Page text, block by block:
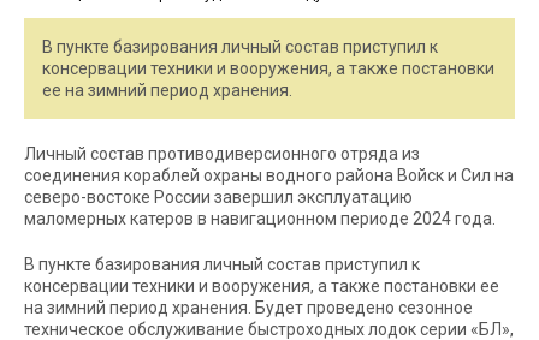
В пункте базирования личный состав приступил к
консервации техники и вооружения, а также постановки
ее на зимний период хранения.
Личный состав противодиверсионного отряда из
соединения кораблей охраны водного района Войск и Сил на
северо-востоке России завершил эксплуатацию
маломерных катеров в навигационном периоде 2024 года.
В пункте базирования личный состав приступил к
консервации техники и вооружения, а также постановки ее
на зимний период хранения. Будет проведено сезонное
техническое обслуживание быстроходных лодок серии «БЛ»,